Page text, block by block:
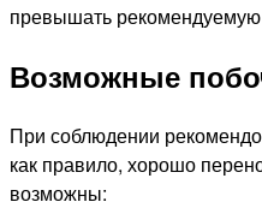
превышать рекомендуемую
Возможные
При соблюдении
как правило, хорошо
возможны: